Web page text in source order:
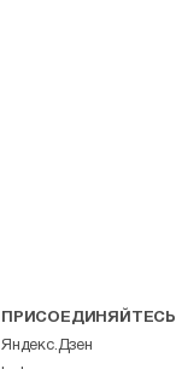
ПРИСОЕДИНЯЙТЕСЬ
Яндекс.Дзен